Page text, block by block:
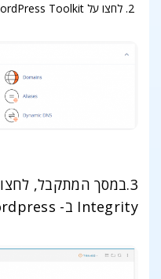
לחצו על WordPress Toolkit:
Integrity ב- wordpress הרצוי.